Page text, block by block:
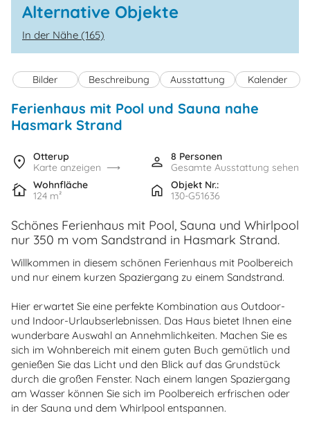
Alternative Objekte
In der Nähe (165)
Bilder Beschreibung Ausstattung Kalender
Ferienhaus mit Pool und Sauna nahe
Hasmark Strand
Otterup
Karte anzeigen
8 Personen
Gesamte Ausstattung sehen
Wohnfläche
124 m²
Objekt Nr.:
130-G51636
Schönes Ferienhaus mit Pool, Sauna und Whirlpool
nur 350 m vom Sandstrand in Hasmark Strand.
Willkommen in diesem schönen Ferienhaus mit Poolbereich
und nur einem kurzen Spaziergang zu einem Sandstrand.
Hier erwartet Sie eine perfekte Kombination aus Outdoor-
und Indoor-Urlaubserlebnissen. Das Haus bietet Ihnen eine
wunderbare Auswahl an Annehmlichkeiten. Machen Sie es
sich im Wohnbereich mit einem guten Buch gemütlich und
genießen Sie das Licht und den Blick auf das Grundstück
durch die großen Fenster. Nach einem langen Spaziergang
am Wasser können Sie sich im Poolbereich erfrischen oder
in der Sauna und dem Whirlpool entspannen.